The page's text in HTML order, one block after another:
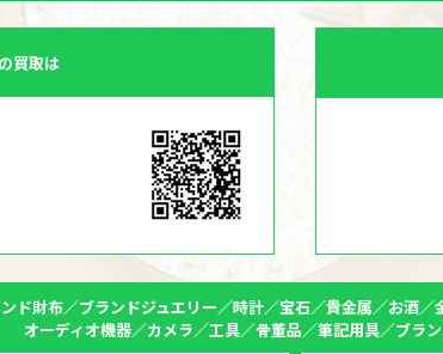
買取は
ド財布／ブランドジュエリー／時計／宝石／貴金属／お酒
オーディオ機器／カメラ／工具／骨董品／筆記用具／ブラ